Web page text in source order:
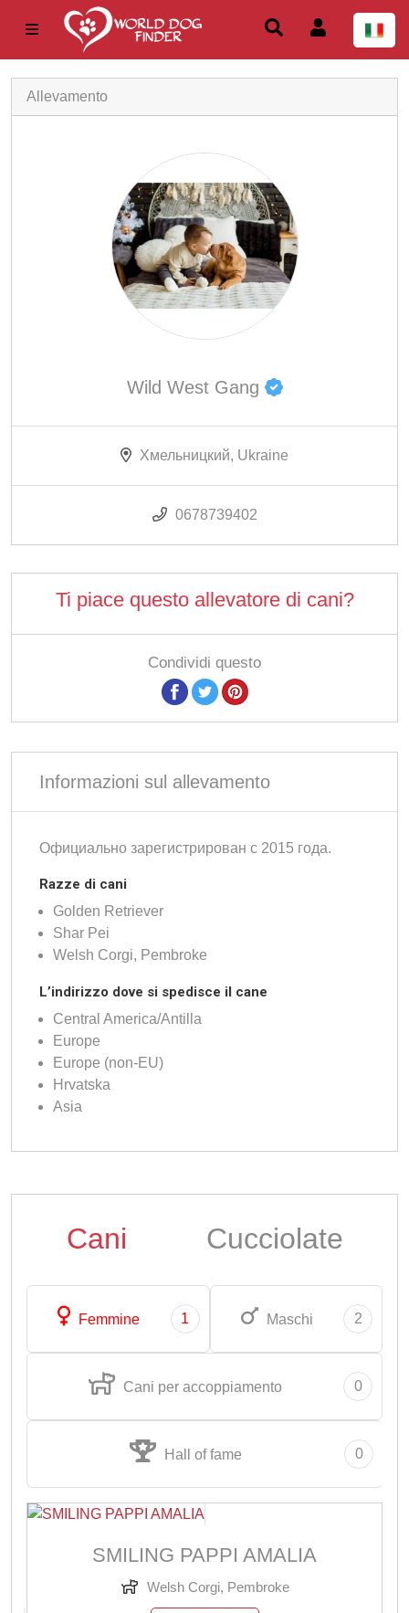
Allevamento
Wild West Gang
Хмельницкий, Ukraine
0678739402
Ti piace questo allevatore di cani?
Condividi questo
Informazioni sul allevamento
Официально зарегистрирован с 2015 года.
Razze di cani
Golden Retriever
Shar Pei
Welsh Corgi, Pembroke
L’indirizzo dove si spedisce il cane
Central America/Antilla
Europe
Europe (non-EU)
Hrvatska
Asia
Cani Cucciolate
Femmine 1 Maschi 2
Cani per accoppiamento 0
Hall of fame 0
SMILING PAPPI AMALIA
Welsh Corgi, Pembroke